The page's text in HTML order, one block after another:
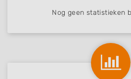
Nog geen statistieken